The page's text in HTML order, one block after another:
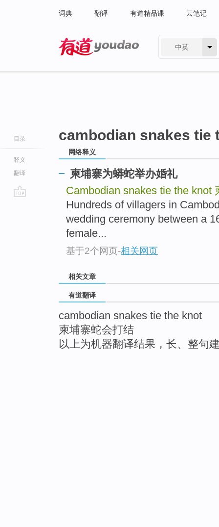
词典 翻译 有道精品课 云笔记
中英
目录
释义
翻译
cambodian snakes tie
网络释义
柬埔寨为蟒蛇举办婚礼
Cambodian snakes tie the knot
Hundreds of villagers in
wedding ceremony between a
female...
基于2个网页-相关网页
相关文章
有道翻译
cambodian snakes tie the knot
柬埔寨蛇会打结
以上为机器翻译结果，长、整句